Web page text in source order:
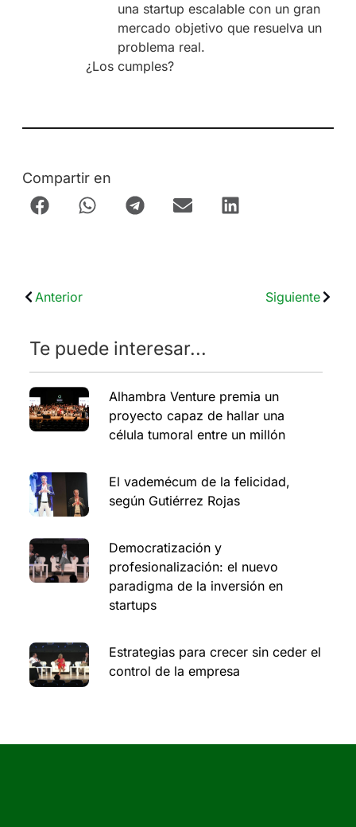
una startup escalable con un gran
mercado objetivo que resuelva un
problema real.
¿Los cumples?
Compartir en
Anterior Siguiente
Te puede interesar...
Alhambra Venture premia un
proyecto capaz de hallar una
célula tumoral entre un millón
El vademécum de la felicidad,
según Gutiérrez Rojas
Democratización y
profesionalización: el nuevo
paradigma de la inversión en
startups
Estrategias para crecer sin ceder el
control de la empresa